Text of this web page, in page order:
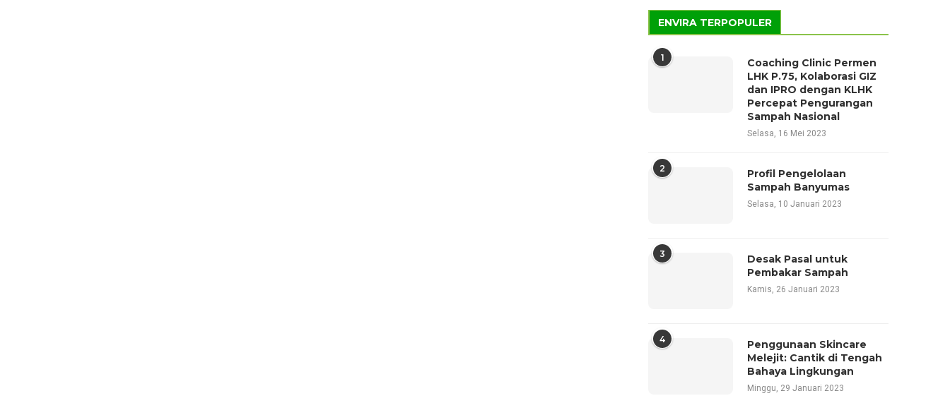
ENVIRA TERPOPULER
1
Coaching Clinic Permen
LHK P.75, Kolaborasi GIZ
dan IPRO dengan KLHK
Percepat Pengurangan
Sampah Nasional
Selasa, 16 Mei 2023
2
Profil Pengelolaan
Sampah Banyumas
Selasa, 10 Januari 2023
3
Desak Pasal untuk
Pembakar Sampah
Kamis, 26 Januari 2023
4
Penggunaan Skincare
Melejit: Cantik di Tengah
Bahaya Lingkungan
Minggu, 29 Januari 2023